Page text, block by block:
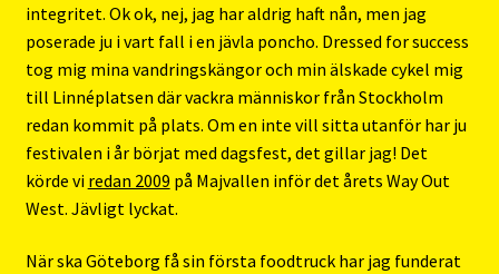
integritet. Ok ok, nej, jag har aldrig haft nån, men jag
poserade ju i vart fall i en jävla poncho. Dressed for success
tog mig mina vandringskängor och min älskade cykel mig
till Linnéplatsen där vackra människor från Stockholm
redan kommit på plats. Om en inte vill sitta utanför har ju
festivalen i år börjat med dagsfest, det gillar jag! Det
körde vi redan 2009 på Majvallen inför det årets Way Out
West. Jävligt lyckat.
När ska Göteborg få sin första foodtruck har jag funderat